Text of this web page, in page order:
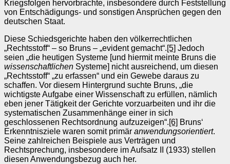
Kriegsfolgen hervorbrachte, insbesondere durch Feststellung
von Entschädigungs- und sonstigen Ansprüchen gegen den
deutschen Staat.
Diese Schiedsgerichte haben den völkerrechtlichen
„Rechtsstoff“ – so Bruns – „evident gemacht“.[5] Jedoch
seien „die heutigen Systeme [und hiermit meinte Bruns die
wissenschaftlichen Systeme] nicht ausreichend, um diesen
„Rechtsstoff“ „zu erfassen“ und ein Gewebe daraus zu
schaffen. Vor diesem Hintergrund suchte Bruns, „die
wichtigste Aufgabe einer Wissenschaft zu erfüllen, nämlich
eben jener Tätigkeit der Gerichte vorzuarbeiten und ihr die
systematischen Zusammenhänge einer in sich
geschlossenen Rechtsordnung aufzuzeigen“.[6] Bruns‘
Erkenntnisziele waren somit primär anwendungsorientiert.
Seine zahlreichen Beispiele aus Verträgen und
Rechtsprechung, insbesondere im Aufsatz II (1933) stellen
diesen Anwendungsbezug auch her.